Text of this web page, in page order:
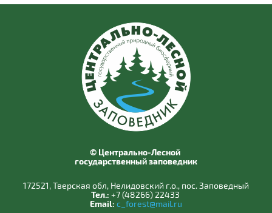
© Центрально-Лесной
государственный заповедник
172521, Тверская обл, Нелидовский г.о., пос. Заповедный
Тел.: +7 (48266) 22433
Email: c_forest@mail.ru